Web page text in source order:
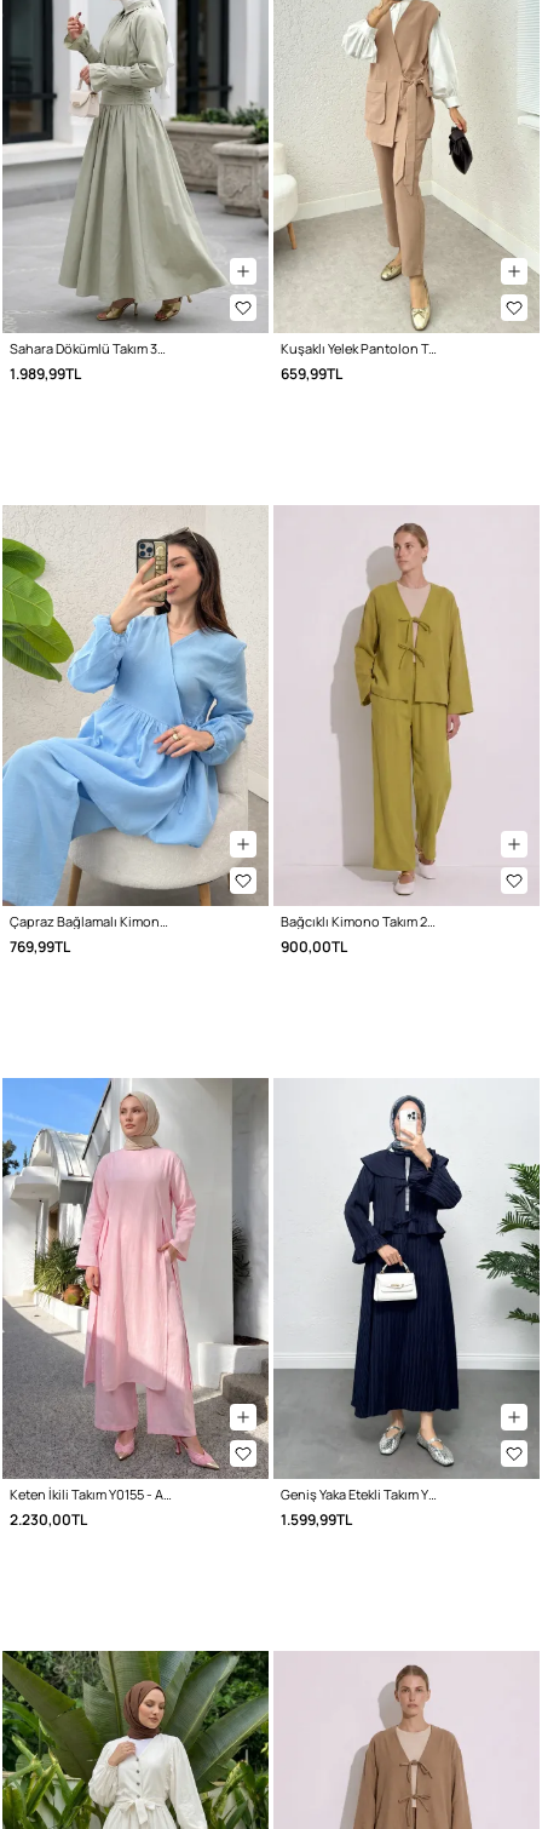
Sahara Dökümlü Takım 3008 - SU YEŞİLİ
1.989,99TL
Kuşaklı Yelek Pantolon Takım 2243 - TAŞ RENGİ
659,99TL
Çapraz Bağlamalı Kimono Takım 43457 - MAVİ
769,99TL
Bağcıklı Kimono Takım 26610 - YAĞ YEŞİLİ
900,00TL
Keten İkili Takım Y0155 - AÇIK PEMBE
2.230,00TL
Geniş Yaka Etekli Takım Y0091 - LACİVERT
1.599,99TL